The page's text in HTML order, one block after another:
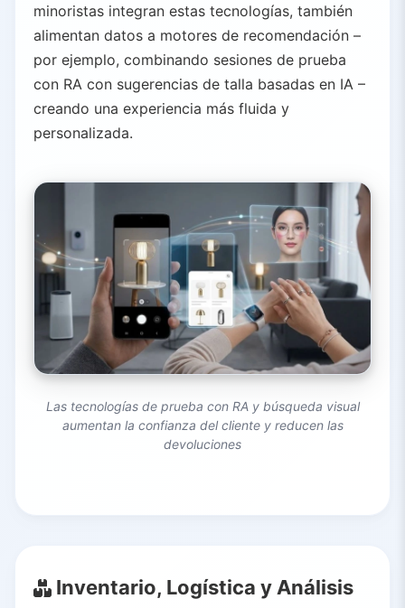
minoristas integran estas tecnologías, también
alimentan datos a motores de recomendación –
por ejemplo, combinando sesiones de prueba
con RA con sugerencias de talla basadas en IA –
creando una experiencia más fluida y
personalizada.
Las tecnologías de prueba con RA y búsqueda visual
aumentan la confianza del cliente y reducen las
devoluciones
Inventario, Logística y Análisis